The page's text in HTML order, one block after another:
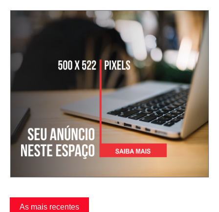
As mais recentes